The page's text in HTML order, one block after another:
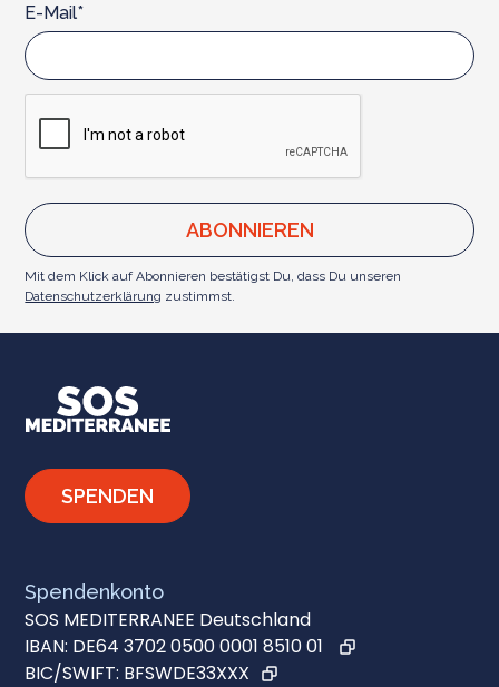
E-Mail*
Mit dem Klick auf Abonnieren bestätigst Du, dass Du unseren
Datenschutzerklärung zustimmst.
SPENDEN
Spendenkonto
SOS MEDITERRANEE Deutschland
IBAN: DE64 3702 0500 0001 8510 01
BIC/SWIFT: BFSWDE33XXX